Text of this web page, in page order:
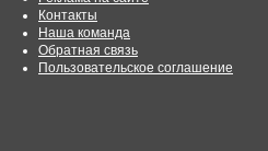
Контакты
Наша команда
Обратная связь
Пользовательское соглашение